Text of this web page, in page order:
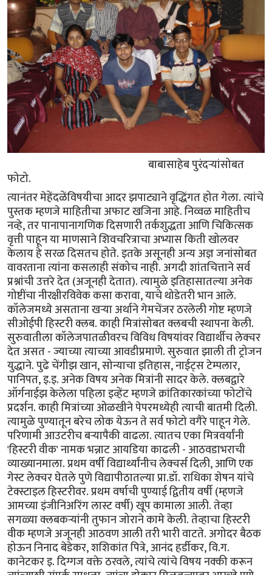
बाबासाहेब पुरंदर्‍यांसोबत
फोटो.
त्यानंतर मेहेंदळेंविषयीचा आदर झपाट्याने वृद्धिंगत होत गेला. त्यांचे
पुस्तक म्हणजे माहितीचा अफाट खजिना आहे. निव्वळ माहितीच
नव्हे, तर पानापानागणिक दिसणारी तर्कशुद्धता आणि चिकित्सक
वृत्ती पाहून या माणसाने शिवचरित्राचा अभ्यास किती खोलवर
केलाय हे सरळ दिसतच होते. इतके असूनही अन्य अज्ञ जनांसोबत
वावरताना त्यांना कसलाही संकोच नाही. अगदी शांतचित्ताने सर्व
प्रश्नांची उत्तरे देत (अजूनही देतात). त्यामुळे इतिहासातल्या अनेक
गोष्टींचा नीरक्षीरविवेक कसा करावा, याचे थोडेतरी भान आले.
कॉलेजमध्ये असताना खर्‍या अर्थाने गेमचेंजर ठरलेली गोष्ट म्हणजे
सीओईपी हिस्टरी क्लब. काही मित्रांसोबत क्लबची स्थापना केली.
सुरुवातीला कॉलेजपातळीवरच विविध विषयांवर विद्यार्थीच लेक्चर
देत असत - ज्याच्या त्याच्या आवडीप्रमाणे. सुरुवात झाली ती ट्रोजन
युद्धाने. पुढे चेंगीझ खान, सोन्याचा इतिहास, नाईट्स टेम्पलार,
पानिपत, इ.इ. अनेक विषय अनेक मित्रांनी सादर केले. क्लबद्वारे
ऑर्गनाईझ केलेला पहिला इव्हेंट म्हणजे क्रांतिकारकांच्या फोटोंचे
प्रदर्शन. काही मित्रांच्या ओळखीने पेपरमध्येही त्याची बातमी दिली.
त्यामुळे पुण्यातून बरेच लोक येऊन ते सर्व फोटो वगैरे पाहून गेले.
परिणामी आउटरीच बर्‍यापैकी वाढला. त्यातच एका मित्रवर्यांनी
'हिस्टरी वीक' नामक भन्नाट आयडिया काढली - आठवडाभराची
व्याख्यानमाला. प्रथम वर्षी विद्यार्थ्यांनीच लेक्चर्स दिली, आणि एक
गेस्ट लेक्चर घेतले पुणे विद्यापीठातल्या प्रा.डॉ. राधिका शेषन यांचे
टेक्स्टाइल हिस्टरीवर. प्रथम वर्षाची पुण्याई द्वितीय वर्षी (म्हणजे
आमच्या इंजीनिअरिंग लास्ट वर्षी) खूप कामाला आली. तेव्हा
सगळ्या क्लबकर्‍यांनी तुफान जोराने कामे केली. तेव्हाचा हिस्टरी
वीक म्हणजे अजूनही आठवण आली तरी भारी वाटते. अगोदर बैठक
होऊन निनाद बेडेकर, शशिकांत पित्रे, आनंद हर्डीकर, वि.ग.
कानेटकर इ. दिग्गज वक्ते ठरवले, त्यांचे त्यांचे विषय नक्की करून